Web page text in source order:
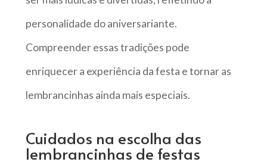
personalidade do aniversariante.
Compreender essas tradições pode
enriquecer a experiência da festa e tornar as
lembrancinhas ainda mais especiais.
Cuidados na escolha das
lembrancinhas de festas